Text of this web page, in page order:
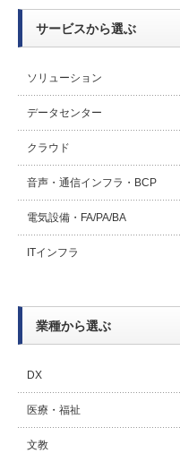
サービスから選ぶ
ソリューション
データセンター
クラウド
音声・通信インフラ・BCP
電気設備・FA/PA/BA
ITインフラ
業種から選ぶ
DX
医療・福祉
文教